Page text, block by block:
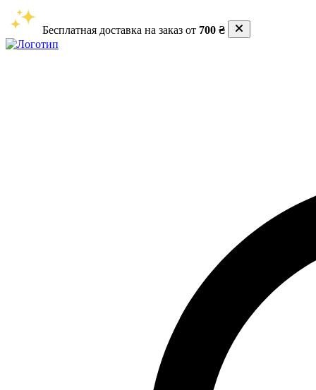
Бесплатная доставка на заказ от 700 ₴